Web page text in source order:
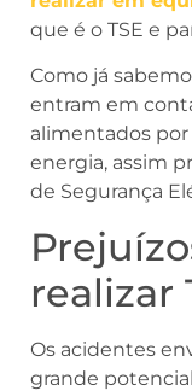
que é o TSE e
Como já
entram em
alimentados
energia, assim
de Segurança
realizar
Os acidentes
grande